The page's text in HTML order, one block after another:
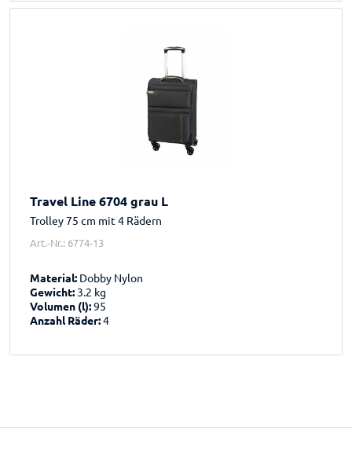
Travel Line 6704 grau L
Trolley 75 cm mit 4 Rädern
Art.-Nr.: 6774-13
Material: Dobby Nylon
Gewicht: 3.2 kg
Volumen (l):95
Anzahl Räder:4